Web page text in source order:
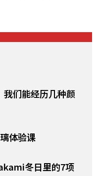
们能经历几种颜
体验课
冬日里的7项